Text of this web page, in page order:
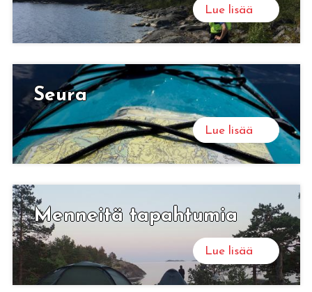
Lue lisää
Seura
Lue lisää
Men­nei­tä ta­pah­tu­mia
Lue lisää